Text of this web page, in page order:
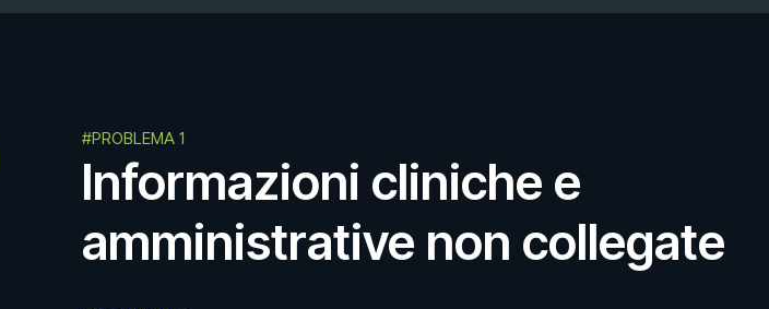
#PROBLEMA 1
Informazioni cliniche e
amministrative non collegate